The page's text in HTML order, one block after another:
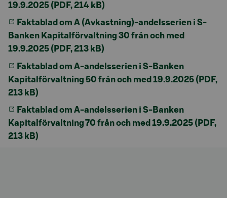
19.9.2025 (PDF, 214 kB)
Faktablad om A (Avkastning)-andelsserien i S-
Banken Kapitalförvaltning 30 från och med
19.9.2025 (PDF, 213 kB)
Faktablad om A-andelsserien i S-Banken
Kapitalförvaltning 50 från och med 19.9.2025 (PDF,
213 kB)
Faktablad om A-andelsserien i S-Banken
Kapitalförvaltning 70 från och med 19.9.2025 (PDF,
213 kB)